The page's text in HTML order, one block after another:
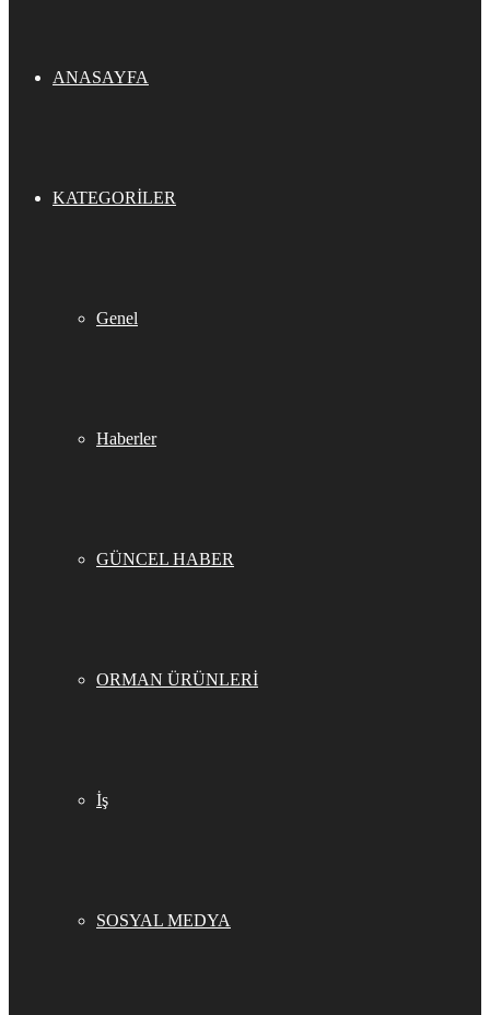
ANASAYFA
KATEGORILER
Genel
Haberler
GÜNCEL HABER
ORMAN ÜRÜNLERİ
İş
SOSYAL MEDYA